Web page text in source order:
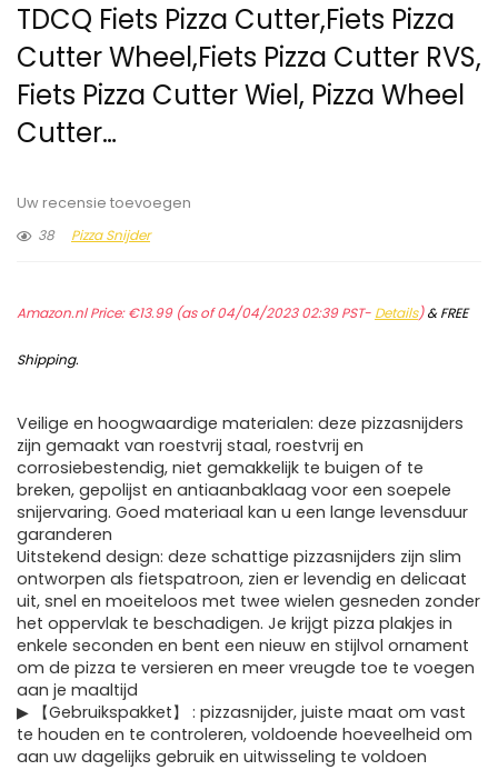
TDCQ Fiets Pizza Cutter,Fiets Pizza
Cutter Wheel,Fiets Pizza Cutter RVS,
Fiets Pizza Cutter Wiel, Pizza Wheel
Cutter…
Uw recensie toevoegen
38
Pizza Snijder
Amazon.nl Price:€13.99(as of 04/04/2023 02:39 PST- Details)&FREE
Shipping.
Veilige en hoogwaardige materialen: deze pizzasnijders
zijn gemaakt van roestvrij staal, roestvrij en
corrosiebestendig, niet gemakkelijk te buigen of te
breken, gepolijst en antiaanbaklaag voor een soepele
snijervaring. Goed materiaal kan u een lange levensduur
garanderen
Uitstekend design: deze schattige pizzasnijders zijn slim
ontworpen als fietspatroon, zien er levendig en delicaat
uit, snel en moeiteloos met twee wielen gesneden zonder
het oppervlak te beschadigen. Je krijgt pizza plakjes in
enkele seconden en bent een nieuw en stijlvol ornament
om de pizza te versieren en meer vreugde toe te voegen
aan je maaltijd
▶ 【Gebruikspakket】 : pizzasnijder, juiste maat om vast
te houden en te controleren, voldoende hoeveelheid om
aan uw dagelijks gebruik en uitwisseling te voldoen